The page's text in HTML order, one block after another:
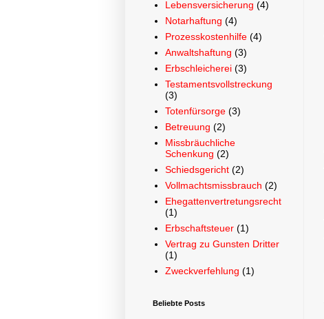
Lebensversicherung (4)
Notarhaftung (4)
Prozesskostenhilfe (4)
Anwaltshaftung (3)
Erbschleicherei (3)
Testamentsvollstreckung
(3)
Totenfürsorge (3)
Betreuung (2)
Missbräuchliche
Schenkung (2)
Schiedsgericht (2)
Vollmachtsmissbrauch (2)
Ehegattenvertretungsrecht
(1)
Erbschaftsteuer (1)
Vertrag zu Gunsten Dritter
(1)
Zweckverfehlung (1)
Beliebte Posts